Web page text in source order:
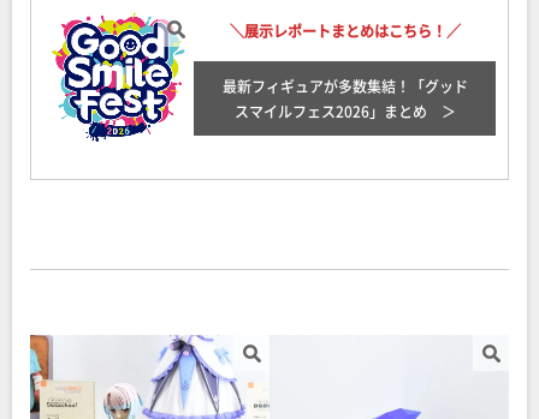
＼展示レポートまとめはこちら！／
最新フィギュアが多数集結！「グッド
スマイルフェス2026」まとめ